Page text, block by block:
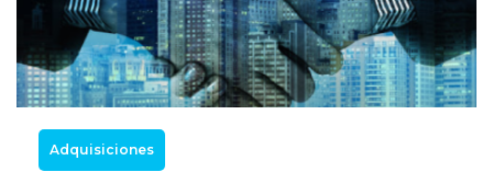
Adquisiciones